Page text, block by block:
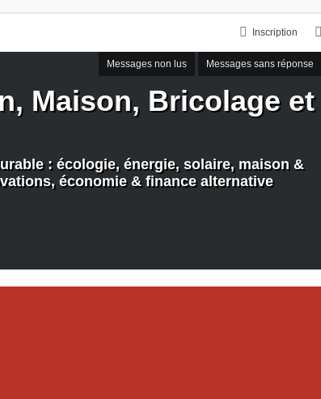
Inscription
Messages non lus Messages sans réponse
Maison, Bricolage et
: écologie, énergie, solaire, maison &
économie & finance alternative